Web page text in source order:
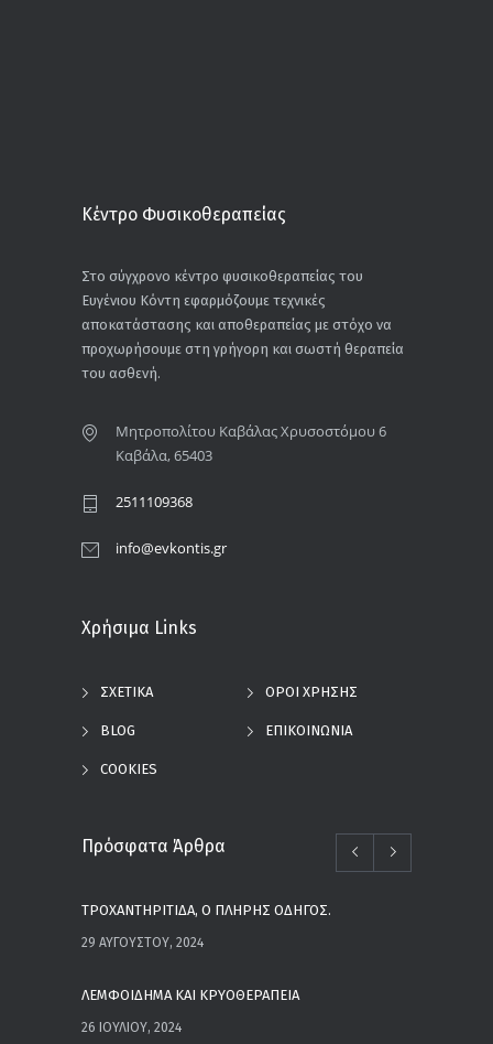
Κέντρο Φυσικοθεραπείας
Στο σύγχρονο κέντρο φυσικοθεραπείας του
Ευγένιου Κόντη εφαρμόζουμε τεχνικές
αποκατάστασης και αποθεραπείας με στόχο να
προχωρήσουμε στη γρήγορη και σωστή θεραπεία
του ασθενή.
Μητροπολίτου Καβάλας Χρυσοστόμου 6
Καβάλα, 65403
2511109368
info@evkontis.gr
Χρήσιμα Links
ΣΧΕΤΙΚΑ ΟΡΟΙ ΧΡΗΣΗΣ
BLOG ΕΠΙΚΟΙΝΩΝΙΑ
COOKIES
Πρόσφατα Άρθρα
ΤΡΟΧΑΝΤΗΡΙΤΙΔΑ, Ο ΠΛΗΡΗΣ ΟΔΗΓΟΣ.
29 ΑΥΓΟΎΣΤΟΥ, 2024
ΛΕΜΦΟΙΔΗΜΑ ΚΑΙ ΚΡΥΟΘΕΡΑΠΕΙΑ
26 ΙΟΥΛΊΟΥ, 2024